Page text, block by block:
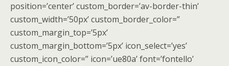
position=’center’ custom_border=’av-border-thin’
custom_width=’50px’ custom_border_color=”
custom_margin_top=’5px’
custom_margin_bottom=’5px’ icon_select=’yes’
custom_icon_color=” icon=’ue80a’ font=’fontello’